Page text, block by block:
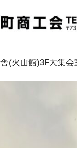
(火山館)3F大集会